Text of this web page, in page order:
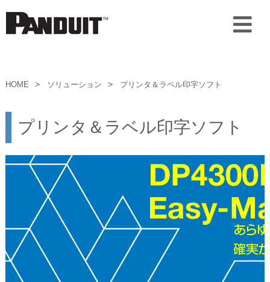
HOME ソリューション プリンタ＆ラベル印字ソフト
プリンタ＆ラベル印字ソフト